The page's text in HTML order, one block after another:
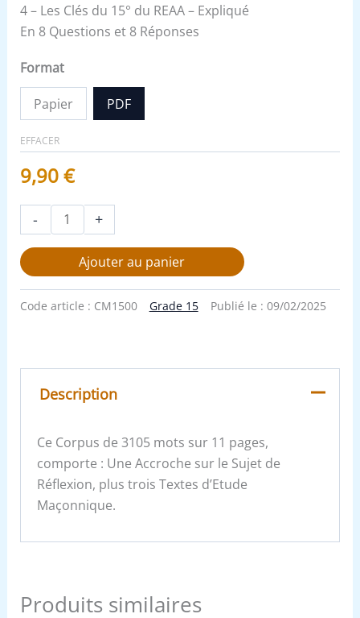
4 – Les Clés du 15° du REAA – Expliqué
En 8 Questions et 8 Réponses
Format
Papier PDF
EFFACER
9,90€
- +
Ajouter au panier
Code article : CM1500 Grade 15 Publié le : 09/02/2025
Description
Ce Corpus de 3105 mots sur 11 pages,
comporte : Une Accroche sur le Sujet de
Réflexion, plus trois Textes d’Etude
Maçonnique.
Produits similaires